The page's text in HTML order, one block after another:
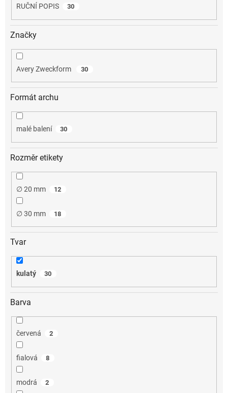
RUČNÍ POPIS 30
Značky
Avery Zweckform 30
Formát archu
malé balení 30
Rozměr etikety
∅ 20 mm 12
∅ 30 mm 18
Tvar
kulatý 30
Barva
červená 2
fialová 8
modrá 2